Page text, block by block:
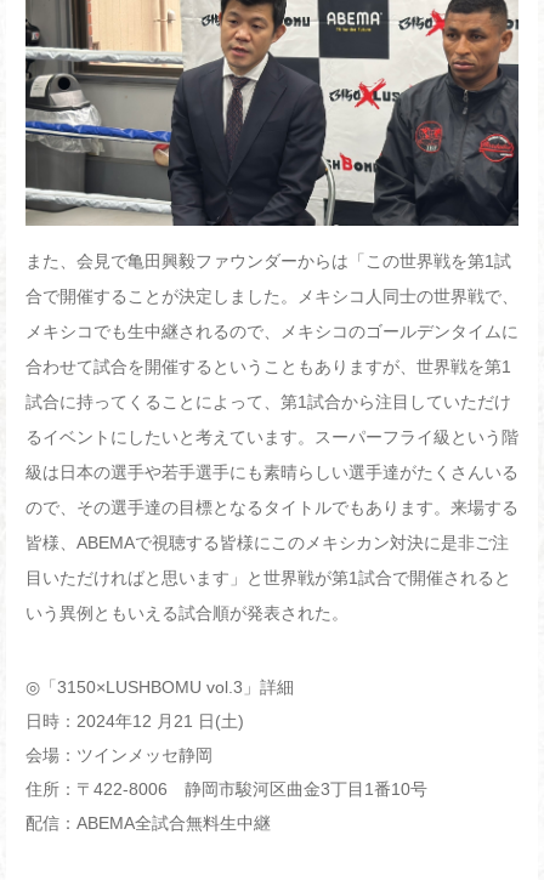
また、会見で亀田興毅ファウンダーからは「この世界戦を第1試
合で開催することが決定しました。メキシコ人同士の世界戦で、
メキシコでも生中継されるので、メキシコのゴールデンタイムに
合わせて試合を開催するということもありますが、世界戦を第1
試合に持ってくることによって、第1試合から注目していただけ
るイベントにしたいと考えています。スーパーフライ級という階
級は日本の選手や若手選手にも素晴らしい選手達がたくさんいる
ので、その選手達の目標となるタイトルでもあります。来場する
皆様、 ABEMAで視聴する皆様にこのメキシカン対決に是非ご注
目いただければと思います」と世界戦が第1試合で開催されると
いう異例ともいえる試合順が発表された。
◎「3150×LUSHBOMU vol.3」詳細
日時：2024年12 月21 日(土)
会場：ツインメッセ静岡
住所：〒422-8006 静岡市駿河区曲金3丁目1番10号
配信：ABEMA全試合無料生中継